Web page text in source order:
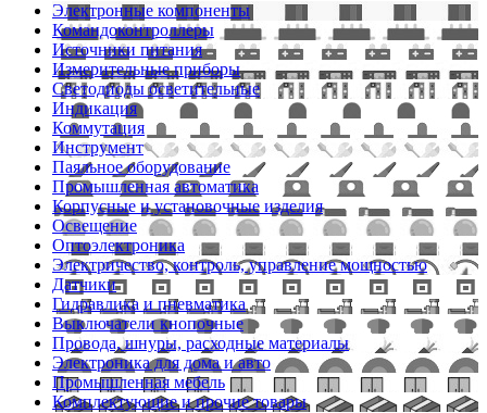
Электронные компоненты
Командоконтроллеры
Источники питания
Измерительные приборы
Светодиоды осветительные
Индикация
Коммутация
Инструмент
Паяльное оборудование
Промышленная автоматика
Корпусные и установочные изделия
Освещение
Оптоэлектроника
Электричество, контроль, управление мощностью
Датчики
Гидравлика и пневматика
Выключатели кнопочные
Провода, шнуры, расходные материалы
Электроника для дома и авто
Промышленная мебель
Комплектующие и прочие товары